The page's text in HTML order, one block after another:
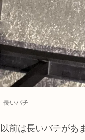
長いバチ
以前は長いバチがあ